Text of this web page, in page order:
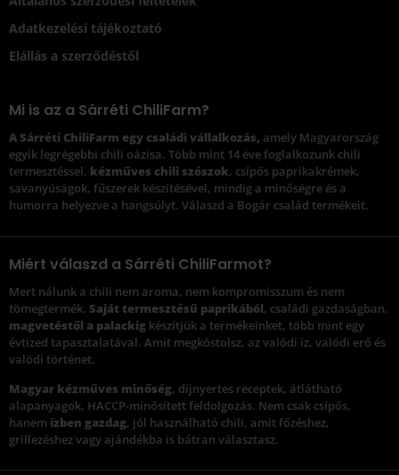
Adatkezelési tájékoztató
Elállás a szerződéstől
Mi is az a Sárréti ChiliFarm?
A Sárréti ChiliFarm egy családi vállalkozás, amely Magyarország
egyik legrégebbi chili oázisa. Több mint 14 éve foglalkozunk chili
termesztéssel, kézműves chili szószok, csípős paprikakrémek,
savanyúságok, fűszerek készítésével, mindig a minőségre és a
humorra helyezve a hangsúlyt. Válaszd a Bogár család termékeit.
Miért válaszd a Sárréti ChiliFarmot?
Mert nálunk a chili nem aroma, nem kompromisszum és nem
tömegtermék. Saját termesztésű paprikából, családi gazdaságban,
magvetéstől a palackig készítjük a termékeinket, több mint egy
évtized tapasztalatával. Amit megkóstolsz, az valódi íz, valódi erő és
valódi történet.
Magyar kézműves minőség, díjnyertes receptek, átlátható
alapanyagok, HACCP-minősített feldolgozás. Nem csak csípős,
hanem ízben gazdag, jól használható chili, amit főzéshez,
grillezéshez vagy ajándékba is bátran választasz.